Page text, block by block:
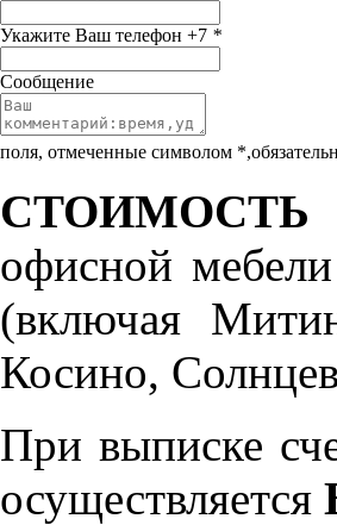
Укажите Ваш телефон +7 *
Сообщение
поля, отмеченные символом
офисной
(включая
Косино,
При выписке
осуществляется